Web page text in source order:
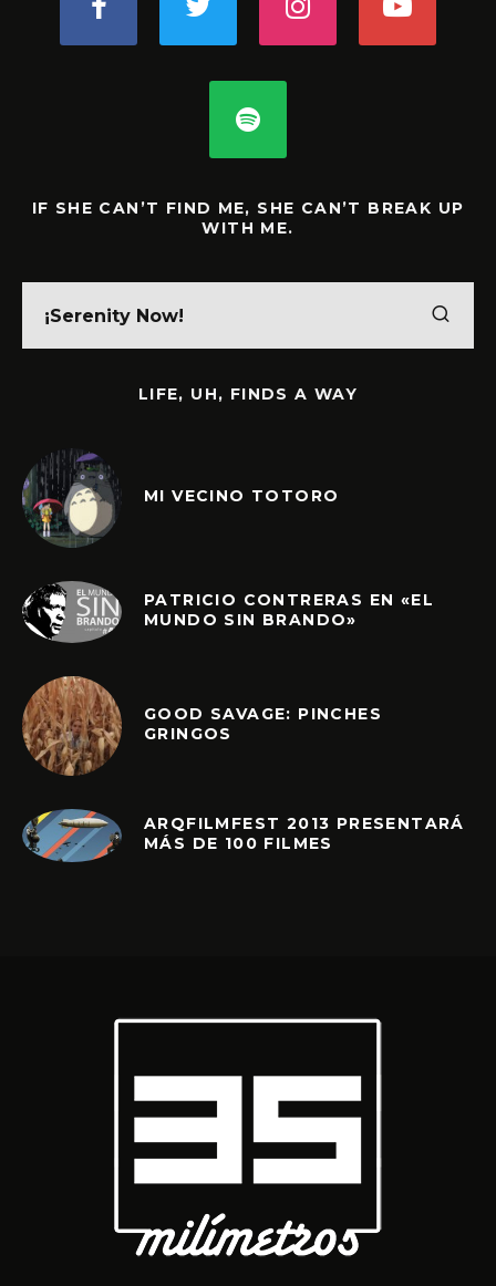
IF SHE CAN’T FIND ME, SHE CAN’T BREAK UP
WITH ME.
LIFE, UH, FINDS A WAY
MI VECINO TOTORO
PATRICIO CONTRERAS EN «EL
MUNDO SIN BRANDO»
GOOD SAVAGE: PINCHES
GRINGOS
ARQFILMFEST 2013 PRESENTARÁ
MÁS DE 100 FILMES